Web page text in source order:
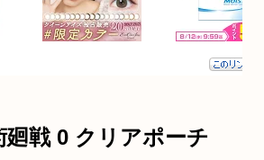
廻戦 0 クリアポーチ